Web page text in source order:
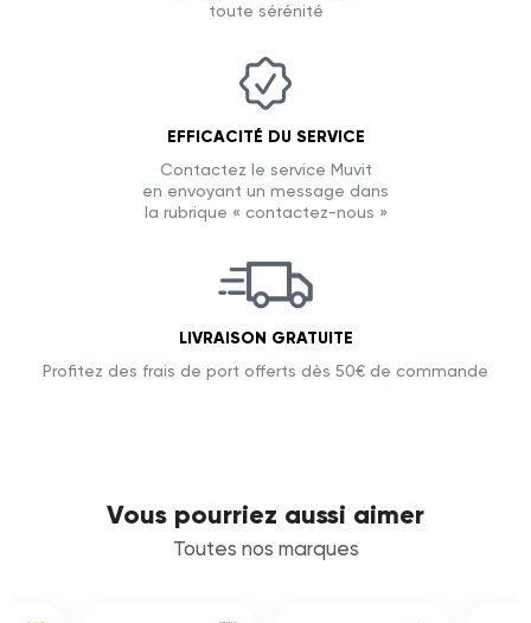
toute sérénité
EFFICACITÉ DU SERVICE
Contactez le service Muvit
en envoyant un message dans
la rubrique « contactez-nous »
LIVRAISON GRATUITE
Profitez des frais de port offerts dès 50€ de commande
Vous pourriez aussi aimer
Toutes nos marques